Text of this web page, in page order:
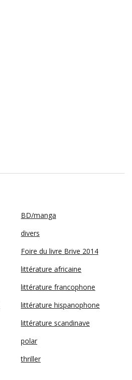
BD/manga
divers
Foire du livre Brive 2014
littérature africaine
littérature francophone
littérature hispanophone
littérature scandinave
polar
thriller